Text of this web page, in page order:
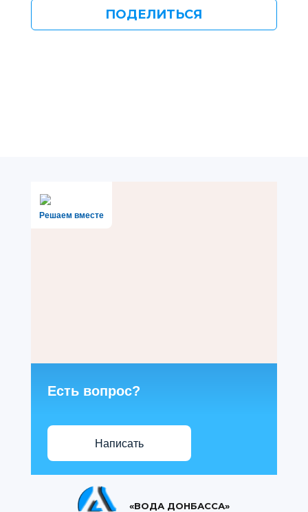
ПОДЕЛИТЬСЯ
Решаем вместе
Есть вопрос?
Написать
«ВОДА ДОНБАССА»